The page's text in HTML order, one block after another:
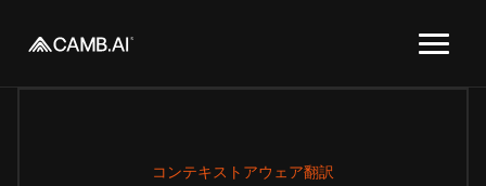
コンテキストアウェア翻訳